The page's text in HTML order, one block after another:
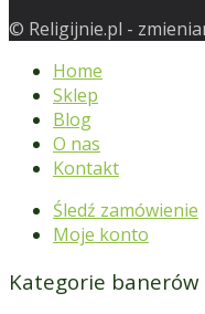
© Religijnie.pl -
Home
Sklep
Blog
O nas
Kontakt
Śledź zamówienie
Moje konto
Kategorie banerów